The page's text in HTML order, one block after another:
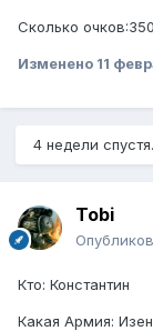
Сколько
Изменено 11
4 недели
Tobi
Кто: Константин
Какая Армия: